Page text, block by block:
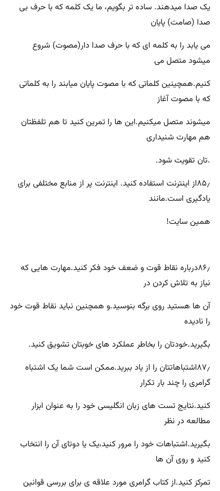
یک صدا میدهند. ساده تر بگویم، ما یک کلمه که با حرف بی
صدا (صامت) پایان
می یابد را به کلمه ای که با حرف صدا دار(مصوت) شروع
میشود متصل می
کنیم.همچینین کلماتی که با مصوت پایان میابند را به کلماتی
که با مصوت آغاز
میشوند متصل میکنیم.این ها را تمرین کنید تا هم تلفظتان
هم مهارت شنیداری
.تان تقویت شود.
۸۵٫از اینترنت استفاده کنید. اینترنت پر از منابع مختلفی برای
یادگیری است.مانند
همین سایت!
۸۶٫درباره نقاط قوت و ضعف خود فکر کنید.مهارت هایی که
نیاز به تلاش کردن در
آن ها هستید روی برگه بنوسید.و همچنین نباید نقاط قوت خود
را نادیده
بگیرید.خودتان را بخاطر عملکرد های خوبتان تشویق کنید.
۸۷٫اشتباهاتتان را از یاد ببرید.ممکن است شما یک اشتباه
گرامری را چند بار تکرار
کنید.نتایج تست های زبان انگلیسی خود را به عنوان ابزار
مطالعه در نظر
بگیرید.اشتباهات خود را مرور کنید،یک یا دوتای آن را انتخاب
کنید و روی آن ها
تمرکز کنید.از کتاب گرامری مورد علاقه ی برای بررسی قوانین